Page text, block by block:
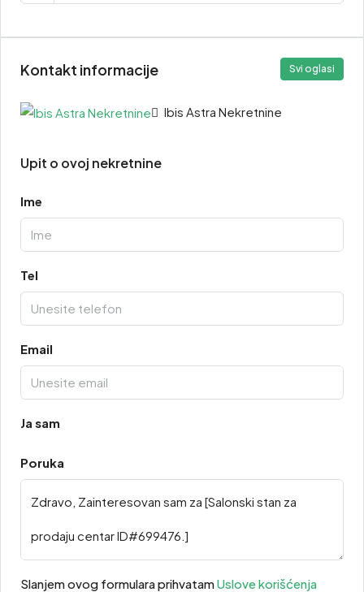
Kontakt informacije Svi oglasi
Ibis Astra Nekretnine
Upit o ovoj nekretnine
Ime
Tel
Email
Ja sam
Poruka
Slanjem ovog formulara prihvatamUslove korišćenja